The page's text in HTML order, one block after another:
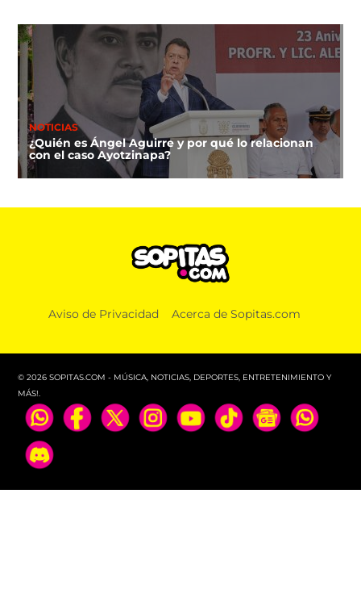
NOTICIAS
¿Quién es Ángel Aguirre y por qué lo relacionan
con el caso Ayotzinapa?
Aviso de Privacidad Acerca de Sopitas.com
© 2026 SOPITAS.COM - MÚSICA, NOTICIAS, DEPORTES, ENTRETENIMIENTO Y
MÁS!.